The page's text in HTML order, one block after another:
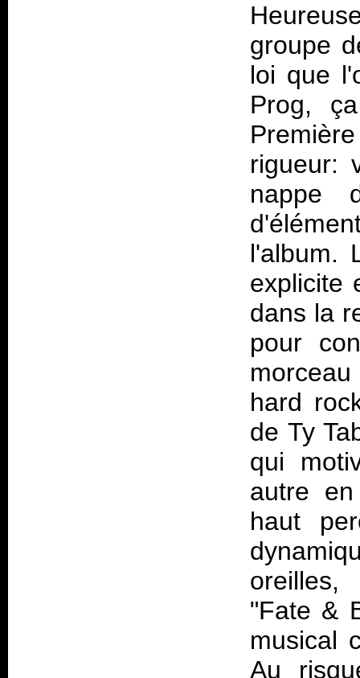
groupe
loi que
Prog,
rigueur:
nappe
l'album.
explicite
dans la
pour
hard
de Ty
qui
autre
haut
"Fate &
musical
Au